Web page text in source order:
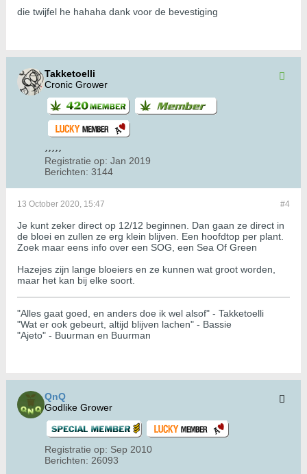
die twijfel he hahaha dank voor de bevestiging
Takketoelli
Cronic Grower
Registratie op: Jan 2019
Berichten: 3144
#4
13 October 2020, 15:47
Je kunt zeker direct op 12/12 beginnen. Dan gaan ze direct in
de bloei en zullen ze erg klein blijven. Een hoofdtop per plant.
Zoek maar eens info over een SOG, een Sea Of Green
Hazejes zijn lange bloeiers en ze kunnen wat groot worden,
maar het kan bij elke soort.
"Alles gaat goed, en anders doe ik wel alsof" - Takketoelli
"Wat er ook gebeurt, altijd blijven lachen" - Bassie
"Ajeto" - Buurman en Buurman
QnQ
Godlike Grower
Registratie op: Sep 2010
Berichten: 26093